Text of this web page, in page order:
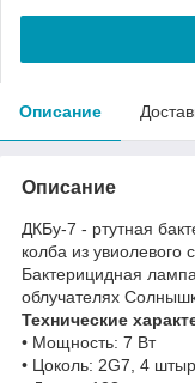
Описание
Описание
ДКБу-7 - ртутная
колба из увиолевого
Бактерицидная
облучателях
Технические
• Мощность: 7 Вт
• Цоколь: 2G7, 4